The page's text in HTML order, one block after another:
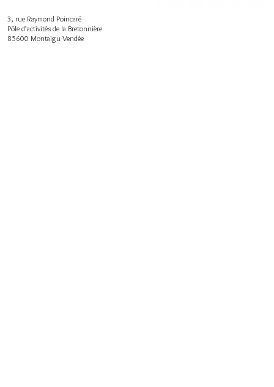
3, rue Raymond Poincaré
Pôle d’activités de la Bretonnière
85600 Montaigu-Vendée